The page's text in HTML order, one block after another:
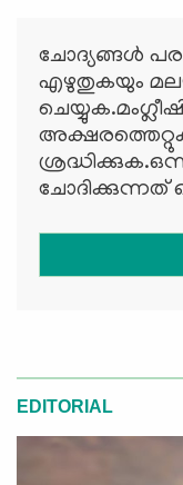
ചോദ്യങ്ങള്‍
എഴുതുകയും
ചോദിക്കുന്നത്
EDITORIAL